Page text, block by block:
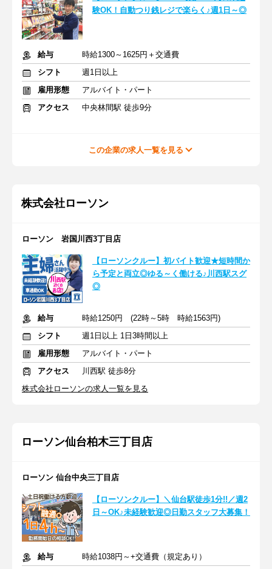
験OK！自動つり銭レジで楽らく♪週1日～◎
給与
時給1300～1625円＋交通費
シフト
週1日以上
雇用形態
アルバイト・パート
アクセス
中央林間駅 徒歩9分
この企業の求人一覧を見る
株式会社ローソン
ローソン 岩国川西3丁目店
【ローソンクルー】初バイト歓迎★短時間か
ら予定と両立◎ゆる～く働ける♪川西駅スグ
◎
給与
時給1250円 (22時～5時 時給1563円)
シフト
週1日以上 1日3時間以上
雇用形態
アルバイト・パート
アクセス
川西駅 徒歩8分
株式会社ローソンの求人一覧を見る
ローソン仙台柏木三丁目店
ローソン 仙台中央三丁目店
【ローソンクルー】＼仙台駅徒歩1分!!／週2
日～OK♪未経験歓迎◎日勤スタッフ大募集！
給与
時給1038円～+交通費（規定あり）